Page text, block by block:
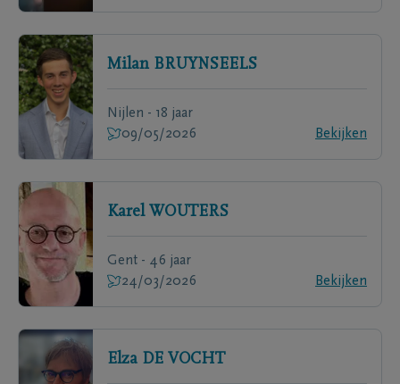
Milan BRUYNSEELS
Nijlen - 18 jaar
09/05/2026
Bekijken
Karel WOUTERS
Gent - 46 jaar
24/03/2026
Bekijken
Elza DE VOCHT